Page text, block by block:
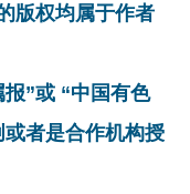
版权均属于作者
”或 “中国有色
者是合作机构授